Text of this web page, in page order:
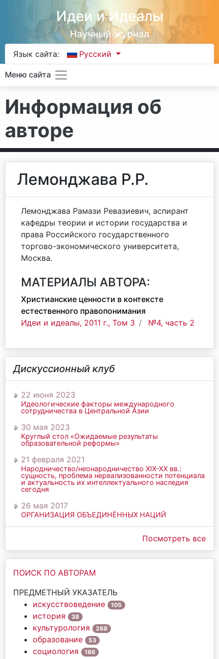
Идеи и Идеалы
Научный журнал
Язык сайта: Русский
Меню сайта
Информация об
авторе
Лемонджава Р.Р.
Лемонджава Рамази Ревазиевич, аспирант
кафедры теории и истории государства и
права Российского государственного
торгово-экономического университета,
Москва.
МАТЕРИАЛЫ АВТОРА:
Христианские ценности в контексте
естественного правопонимания
Идеи и идеалы, 2011 г., Том 3
№4, часть 2
Дискуссионный клуб
22 июня 2023
Идеологические факторы международного
сотрудничества в Центральной Азии
30 мая 2023
Круглый стол «Ожидаемые результаты
образовательной реформы»
21 февраля 2021
Народничество/неонародничество ХIХ-ХХ вв.:
сущность, проблема нереализованности потенциала
и актуальность их интеллектуального наследия
сегодня
26 мая 2017
ОРГАНИЗАЦИЯ ОБЪЕДИНЁННЫХ НАЦИЙ
Посмотреть все
ПОИСК ПО АВТОРАМ
ПРЕДМЕТНЫЙ УКАЗАТЕЛЬ
искусствоведение
105
история 38
культурология 268
образование 53
социология 186